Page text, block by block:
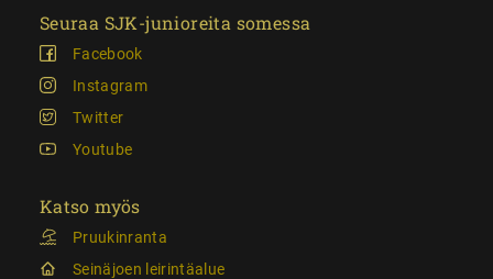
Seuraa SJK-junioreita somessa
Facebook
Instagram
Twitter
Youtube
Katso myös
Pruukinranta
Seinäjoen leirintäalue